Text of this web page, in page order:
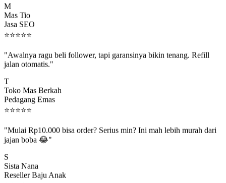
Mas Tio
Jasa SEO
⭐⭐⭐⭐⭐
jalan otomatis."
Toko Mas Berkah
Pedagang Emas
⭐⭐⭐⭐⭐
jajan boba 😂"
Sista Nana
Reseller Baju Anak
⭐⭐⭐⭐⭐